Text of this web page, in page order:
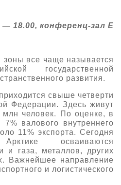
Экспо»
Крокус Экспо
— 18.00, конференц-зал Е
зоны все чаще называется
государственной
развития.
свыше четверти
Федерации. Здесь живут
человек. По оценке, в
валового внутреннего
11% экспорта. Сегодня
осваиваются
и газа, металлов, других
Важнейшее направление
и логистического